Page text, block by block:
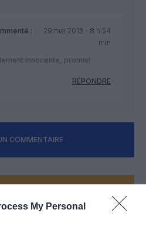
My Personal
:
29 mai 2013 - 8 h 54
min
innocente, promis!
RÉPONDRE
COMMENTAIRE